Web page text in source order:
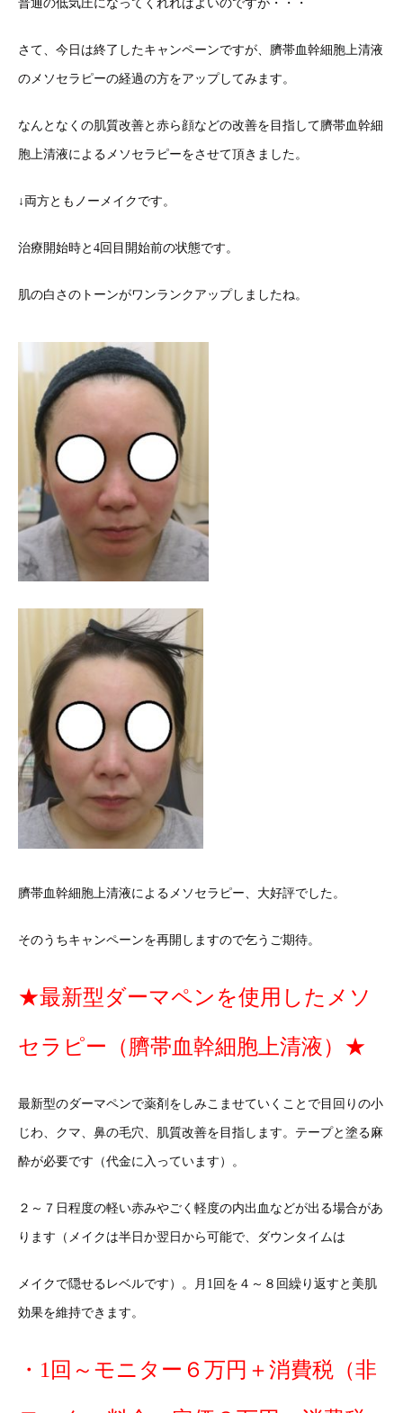
普通の低気圧になってくれればよいのですが・・・
さて、今日は終了したキャンペーンですが、臍帯血幹細胞上清液
のメソセラピーの経過の方をアップしてみます。
なんとなくの肌質改善と赤ら顔などの改善を目指して臍帯血幹細
胞上清液によるメソセラピーをさせて頂きました。
↓両方ともノーメイクです。
治療開始時と4回目開始前の状態です。
肌の白さのトーンがワンランクアップしましたね。
臍帯血幹細胞上清液によるメソセラピー、大好評でした。
そのうちキャンペーンを再開しますので乞うご期待。
★最新型ダーマペンを使用したメソ
セラピー（臍帯血幹細胞上清液）★
最新型のダーマペンで薬剤をしみこませていくことで目回りの小
じわ、クマ、鼻の毛穴、肌質改善を目指します。テープと塗る麻
酔が必要です（代金に入っています）。
２～７日程度の軽い赤みやごく軽度の内出血などが出る場合があ
ります（メイクは半日か翌日から可能で、ダウンタイムは
メイクで隠せるレベルです）。月1回を４～８回繰り返すと美肌
効果を維持できます。
・1回～モニター６万円＋消費税（非